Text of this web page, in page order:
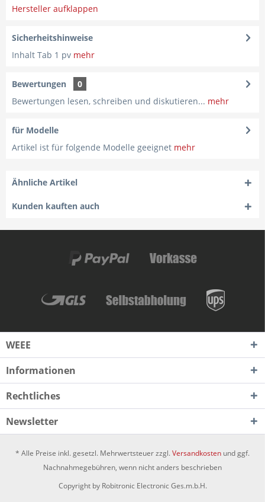
Hersteller aufklappen
Sicherheitshinweise
Inhalt Tab 1 pv mehr
Bewertungen
0
Bewertungen lesen, schreiben und diskutieren... mehr
für Modelle
Artikel ist für folgende Modelle geeignet mehr
Ähnliche Artikel
Kunden kauften auch
WEEE
Informationen
Rechtliches
Newsletter
* Alle Preise inkl. gesetzl. Mehrwertsteuer zzgl.Versandkosten und ggf.
Nachnahmegebühren, wenn nicht anders beschrieben
Copyright by Robitronic Electronic Ges.m.b.H.